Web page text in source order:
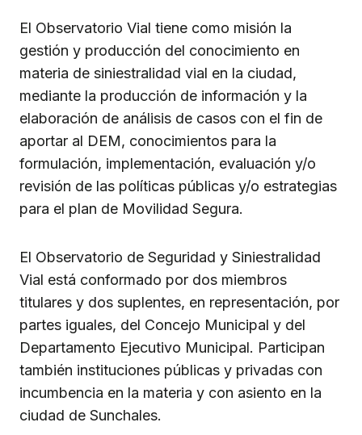
El Observatorio Vial tiene como misión la
gestión y producción del conocimiento en
materia de siniestralidad vial en la ciudad,
mediante la producción de información y la
elaboración de análisis de casos con el fin de
aportar al DEM, conocimientos para la
formulación, implementación, evaluación y/o
revisión de las políticas públicas y/o estrategias
para el plan de Movilidad Segura.
El Observatorio de Seguridad y Siniestralidad
Vial está conformado por dos miembros
titulares y dos suplentes, en representación, por
partes iguales, del Concejo Municipal y del
Departamento Ejecutivo Municipal. Participan
también instituciones públicas y privadas con
incumbencia en la materia y con asiento en la
ciudad de Sunchales.